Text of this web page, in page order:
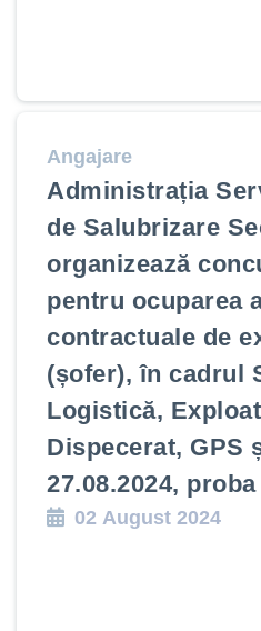
Angajare
Administrația
de Salubrizare
organizează
pentru ocuparea
contractuale de
(șofer), în cadrul
Logistică,
Dispecerat, GPS
27.08.2024,
02 August 2024